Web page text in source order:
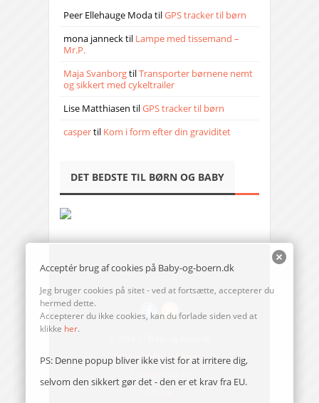
Peer Ellehauge ModatilGPS tracker til børn
mona jannecktil Lampe med tissemand –
Mr.P.
Maja SvanborgtilTransporter børnene nemt
og sikkert med cykeltrailer
Lise Matthiasen tilGPS tracker til børn
caspertil Kom i form efter din graviditet
DET BEDSTE TIL BØRN OG BABY
Send en mail til redaktionen
Acceptér brug af cookies på Baby-og-boern.dk
Jeg bruger cookies på sitet - ved at fortsætte, accepterer du
hermed dette.
Accepterer du ikke cookies, kan du forlade siden ved at
klikke her.
PS: Denne popup bliver ikke vist for at irritere dig,
selvom den sikkert gør det - den er et krav fra EU.